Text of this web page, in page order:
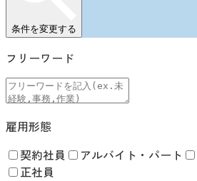
条件を変更する
フリーワード
雇用形態
契約社員 アルバイト・パート
正社員